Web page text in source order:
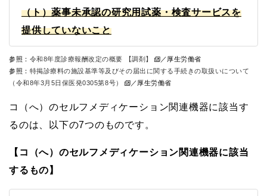
（ト）薬事未承認の研究用試薬・検査サービスを
提供していないこと
参照： 令和8年度診療報酬改定の概要 【調剤】
／厚生労働省
参照： 特掲診療料の施設基準等及びその届出に関する手続きの取扱いについて
（令和8年3月5日保医発0305第8号）
／厚生労働省
コ（へ）のセルフメディケーション関連機器に該当す
るのは、以下の7つのものです。
【コ（へ）のセルフメディケーション関連機器に該当
するもの】